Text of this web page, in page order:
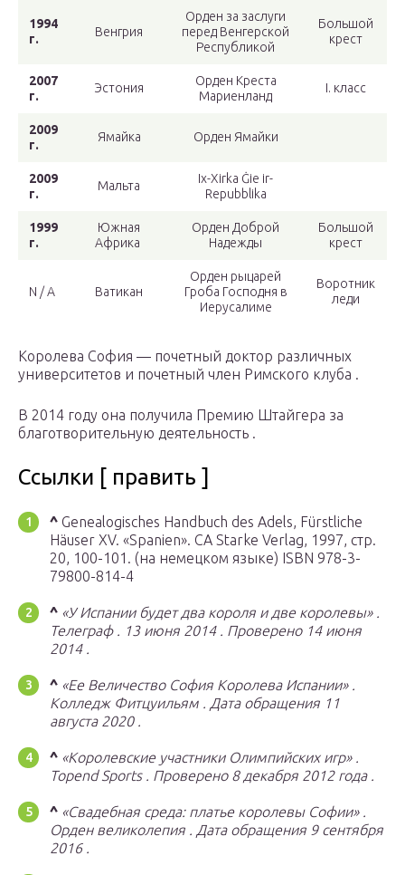
1994
г.
Венгрия
Орден за заслуги
перед Венгерской
Республикой
Большой
крест
2007
г.
Эстония
Орден Креста
Мариенланд
I. класс
2009
г.
Ямайка Орден Ямайки
2009
г.
Мальта
Ix-Xirka Ġie ir-
Repubblika
1999
г.
Южная
Африка
Орден Доброй
Надежды
Большой
крест
N / A Ватикан
Орден рыцарей
Гроба Господня в
Иерусалиме
Воротник
леди
Королева София — почетный доктор различных
университетов и почетный член Римского клуба .
В 2014 году она получила Премию Штайгера за
благотворительную деятельность .
Ссылки [ править ]
^ Genealogisches Handbuch des Adels, Fürstliche
Häuser XV. «Spanien». CA Starke Verlag, 1997, стр.
20, 100-101. (на немецком языке) ISBN 978-3-
79800-814-4
^ «У Испании будет два короля и две королевы».
Телеграф. 13 июня 2014 . Проверено 14 июня
2014.
^ «Ее Величество София Королева Испании».
Колледж Фитцуильям . Дата обращения 11
августа2020.
^ «Королевские участники Олимпийских игр».
Topend Sports . Проверено 8 декабря 2012 года.
^ «Свадебная среда: платье королевы Софии».
Орден великолепия . Дата обращения 9 сентября
2016.